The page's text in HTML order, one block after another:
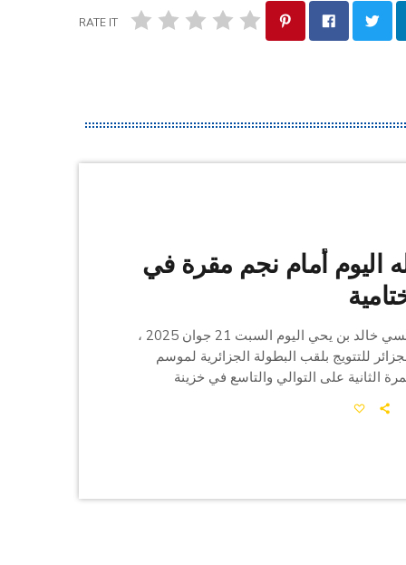
RATE IT
اليوم أمام نجم مقرة في
قاد المدرب التونسي خالد بن يحي اليوم السبت 21 جوان 2025 ،
للتتويج بلقب البطولة الجزائرية لموسم
/ 2025 للمرة الثانية على التوالي والتاسع في خزينة
الجولة الختامية بملعب 5 جويلية بالجزائر ، لينهي أبناء بن يحي